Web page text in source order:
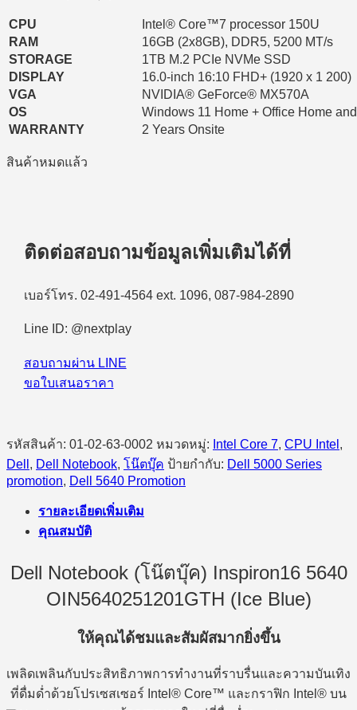
CPU
Intel® Core™7 processor 150U
RAM
16GB (2x8GB), DDR5, 5200 MT/s
STORAGE
1TB M.2 PCIe NVMe SSD
DISPLAY
16.0-inch 16:10 FHD+ (1920 x 1 200)
VGA
NVIDIA® GeForce® MX570A
OS
Windows 11 Home + Office Home
WARRANTY
2 Years Onsite
สินค้าหมดแล้ว
ติดต่อสอบถามข้อมูลเพิ่มเติมได้ที่
เบอร์โทร. 02-491-4564 ext. 1096, 087-984-2890
Line ID: @nextplay
สอบถามผ่าน LINE
ขอใบเสนอราคา
รหัสสินค้า: 01-02-63-0002 หมวดหมู่: Intel Core 7, CPU Intel ,
Dell , Dell Notebook, โน๊ตบุ๊ค ป้ายกำกับ: Dell 5000 Series
promotion, Dell 5640 Promotion
รายละเอียดเพิ่มเติม
คุณสมบัติ
Dell Notebook (โน๊ตบุ๊ค) Inspiron16 5640
OIN5640251201GTH (Ice Blue)
ให้คุณได้ชมและสัมผัสมากยิ่งขึ้น
เพลิดเพลินกับประสิทธิภาพการทำงานที่ราบรื่นและความบันเทิง
ที่ดื่มด่ำด้วยโปรเซสเซอร์ Intel® Core™ และกราฟิก Intel® บน